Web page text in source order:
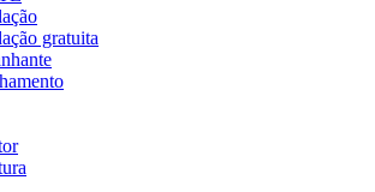
gratuita